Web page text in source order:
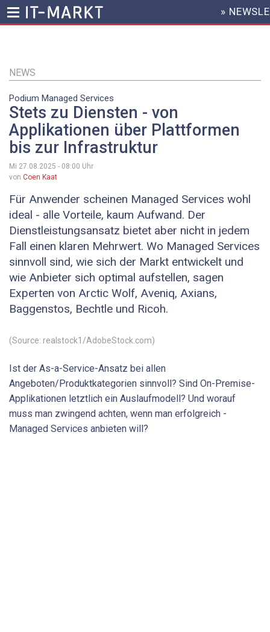
Inhalt
HEADER
MENU
»
NEWS
Podium Managed Services
Stets zu Diensten - von
Applikationen über Plattformen
bis zur Infrastruktur
Mi 27.08.2025 - 08:00 Uhr
von Coen Kaat
Für Anwender scheinen Managed Services wohl
ideal - alle Vorteile, kaum Aufwand. Der
Dienstleistungsansatz bietet aber nicht in jedem
Fall einen klaren Mehrwert. Wo Managed Services
sinnvoll sind, wie sich der Markt entwickelt und
wie Anbieter sich optimal aufstellen, sagen
Experten von Arctic Wolf, Aveniq, Axians,
Baggenstos, Bechtle und Ricoh.
(Source: realstock1/AdobeStock.com)
Ist der As-a-Service-Ansatz bei allen
Angeboten/Produktkategorien sinnvoll? Sind On-Premise-
Applikationen letztlich ein Auslaufmodell? Und worauf
muss man zwingend achten, wenn man erfolgreich ­
Managed Services anbieten will?